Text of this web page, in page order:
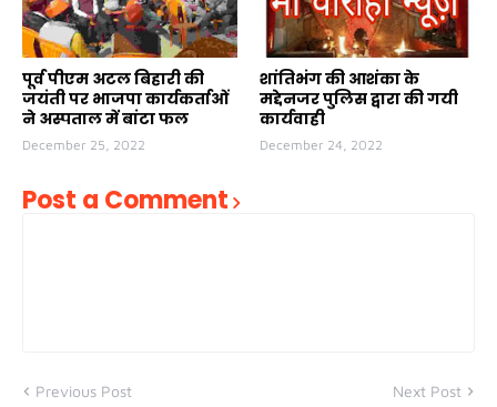
पूर्व पीएम अटल बिहारी की
जयंती पर भाजपा कार्यकर्ताओं
ने अस्पताल में बांटा फल
December 25, 2022
शांतिभंग की आशंका के
मद्देनजर पुलिस द्वारा की गयी
कार्यवाही
December 24, 2022
Post a Comment
Previous Post Next Post